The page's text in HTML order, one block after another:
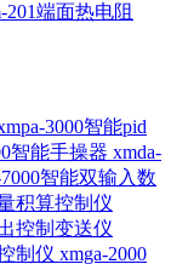
201端面热电阻
3000智能pid
智能手操器 xmda-
智能双输入数
积算控制仪
控制变送仪
制仪 xmga-2000